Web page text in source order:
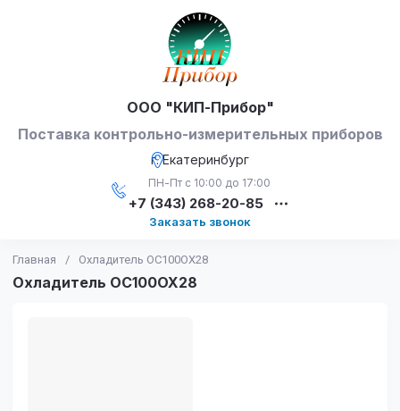
ООО "КИП-Прибор"
Поставка контрольно-измерительных приборов
г. Екатеринбург
ПН-Пт с 10:00 до 17:00
+7 (343) 268-20-85
Заказать звонок
Главная / Охладитель ОС100ОХ28
Охладитель ОС100ОХ28